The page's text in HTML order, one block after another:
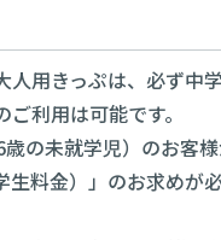
用きっぷは、必ず中
利用は可能です。
の未就学児）のお客
料金）」のお求めが必